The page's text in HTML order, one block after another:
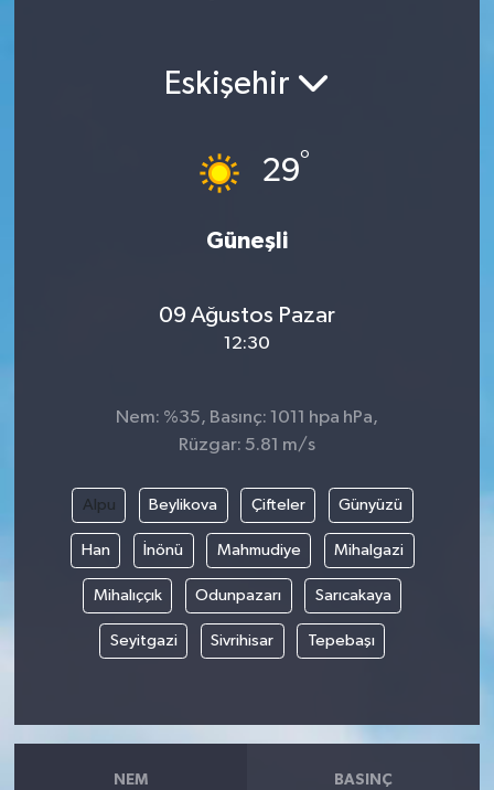
Eskişehir
29°
Güneşli
09 Ağustos Pazar
12:30
Nem: %35, Basınç: 1011 hpa hPa,
Rüzgar: 5.81 m/s
Alpu Beylikova Çifteler Günyüzü
Han İnönü Mahmudiye Mihalgazi
Mihalıççık Odunpazarı Sarıcakaya
Seyitgazi Sivrihisar Tepebaşı
NEM BASINÇ